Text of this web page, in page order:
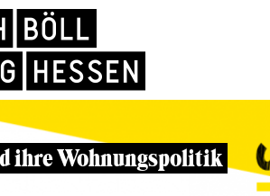
ihre Wohnungspolitik